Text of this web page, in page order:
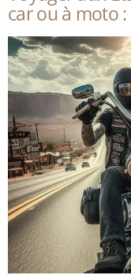
car ou à moto